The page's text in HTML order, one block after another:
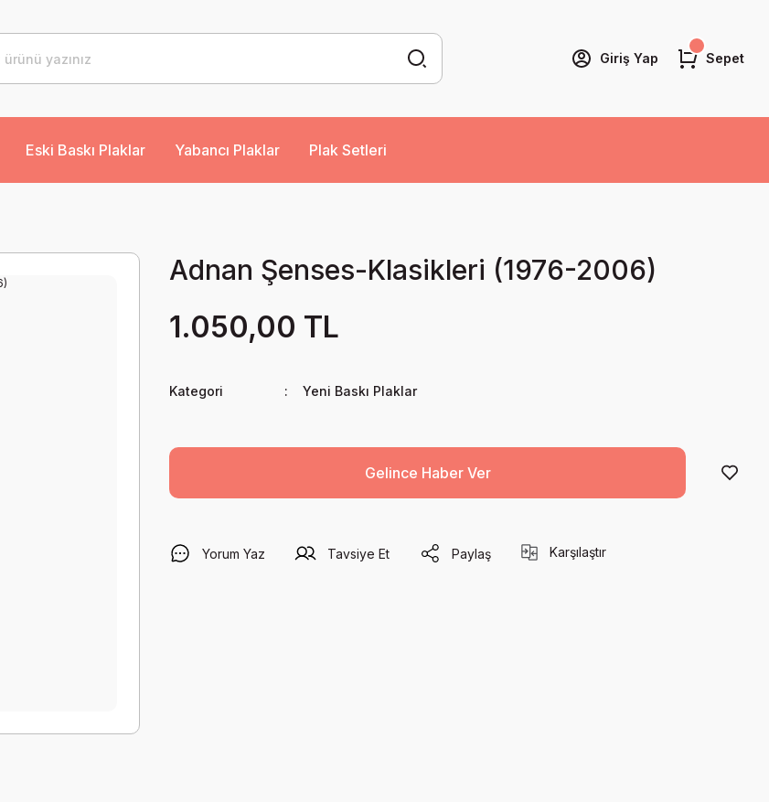
Giriş Yap Sepet
Eski Baskı Plaklar Yabancı Plaklar Plak Setleri
Adnan Şenses-Klasikleri (1976-2006)
1.050,00 TL
Kategori Yeni Baskı Plaklar
Gelince Haber Ver
Yorum Yaz Tavsiye Et Paylaş Karşılaştır